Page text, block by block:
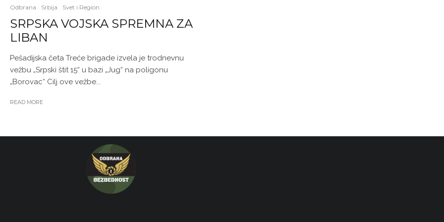
Odbrana Srbija Svet i Region
SRPSKA VOJSKA SPREMNA ZA
LIBAN
Pešadijska četa Treće brigade izvela je trodnevnu
vežbu „Srpski štit 15“ u bazi „Jug“ na poligonu
„Borovac“ Cilj ove vežbe...
READ MORE